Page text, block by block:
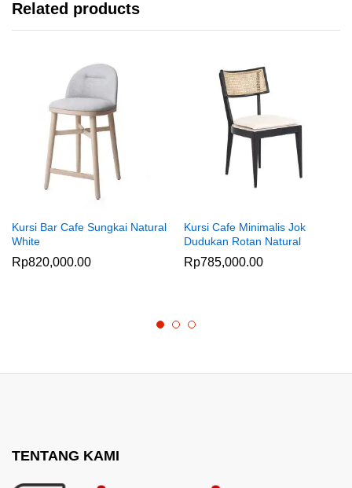
Related products
Kursi Bar Cafe Sungkai Natural
White
Rp820,000.00
Kursi Cafe Minimalis Jok
Dudukan Rotan Natural
Rp785,000.00
TENTANG KAMI